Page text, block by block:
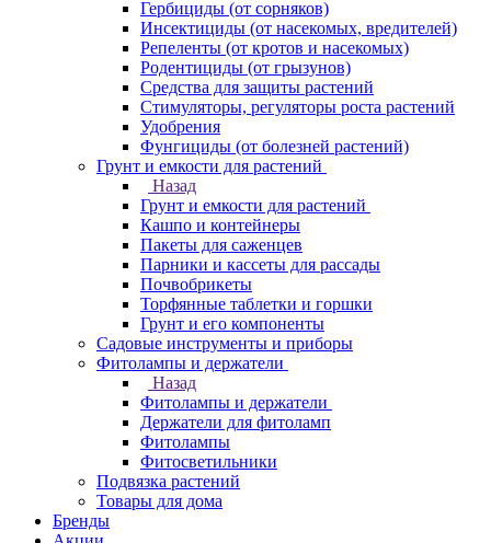
Гербициды (от сорняков)
Инсектициды (от насекомых, вредителей)
Репеленты (от кротов и насекомых)
Родентициды (от грызунов)
Средства для защиты растений
Стимуляторы, регуляторы роста растений
Удобрения
Фунгициды (от болезней растений)
Грунт и емкости для растений
Назад
Грунт и емкости для растений
Кашпо и контейнеры
Пакеты для саженцев
Парники и кассеты для рассады
Почвобрикеты
Торфянные таблетки и горшки
Грунт и его компоненты
Садовые инструменты и приборы
Фитолампы и держатели
Назад
Фитолампы и держатели
Держатели для фитоламп
Фитолампы
Фитосветильники
Подвязка растений
Товары для дома
Бренды